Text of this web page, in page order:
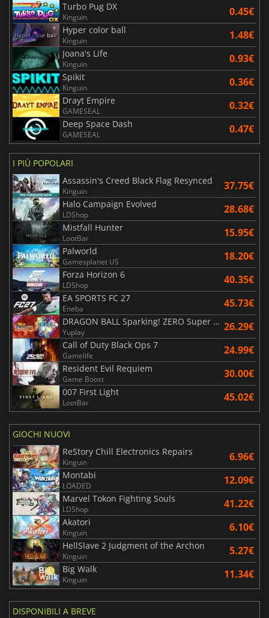
Turbo Pug DX
Kinguin 0.45€
Hyper color ball
Kinguin 1.48€
Joana's Life
Kinguin 0.93€
Spikit
Kinguin 0.36€
Drayt Empire
GAMESEAL 0.32€
Deep Space Dash
GAMESEAL 0.47€
I PIÙ POPOLARI
Assassin's Creed Black Flag Resynced
Kinguin 37.75€
Halo Campaign Evolved
LDShop 28.68€
Mistfall Hunter
LootBar 15.95€
Palworld
Gamesplanet US 18.20€
Forza Horizon 6
LDShop 40.35€
EA SPORTS FC 27
Eneba 45.73€
DRAGON BALL Sparking! ZERO Super Limit Breaking NEO
Yuplay 26.29€
Call of Duty Black Ops 7
Gamelife 24.99€
Resident Evil Requiem
Game Boost 30.00€
007 First Light
LootBar 45.02€
GIOCHI NUOVI
ReStory Chill Electronics Repairs
Kinguin 6.96€
Montabi
LOADED 12.09€
Marvel Tokon Fighting Souls
LDShop 41.22€
Akatori
Kinguin 6.10€
HellSlave 2 Judgment of the Archon
Kinguin 5.27€
Big Walk
Kinguin 11.34€
DISPONIBILI A BREVE